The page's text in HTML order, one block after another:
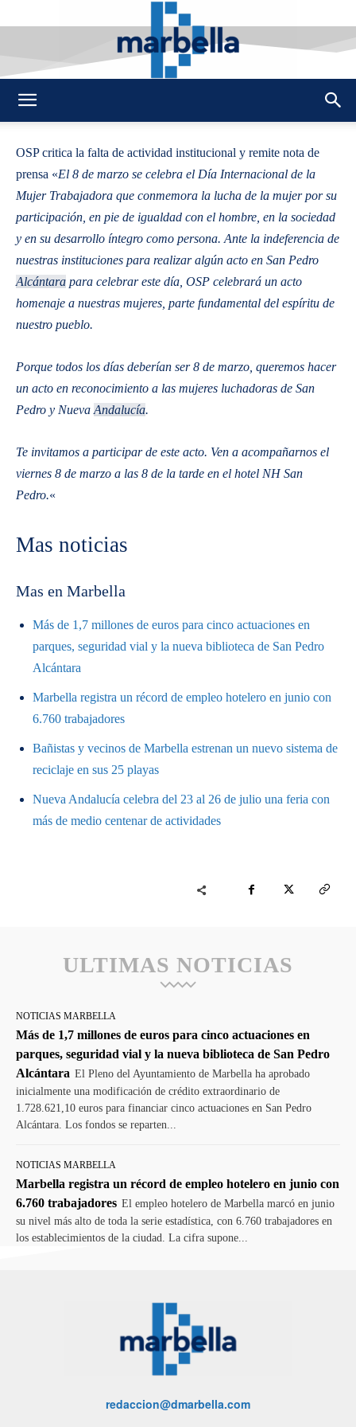
OSP critica la falta de actividad institucional y remite nota de
prensa «El 8 de marzo se celebra el Día Internacional de la
Mujer Trabajadora que conmemora la lucha de la mujer por su
participación, en pie de igualdad con el hombre, en la sociedad
y en su desarrollo íntegro como persona. Ante la indeferencia de
nuestras instituciones para realizar algún acto en San Pedro
Alcántara para celebrar este día, OSP celebrará un acto
homenaje a nuestras mujeres, parte fundamental del espíritu de
nuestro pueblo.
Porque todos los días deberían ser 8 de marzo, queremos hacer
un acto en reconocimiento a las mujeres luchadoras de San
Pedro y Nueva Andalucía.
Te invitamos a participar de este acto. Ven a acompañarnos el
viernes 8 de marzo a las 8 de la tarde en el hotel NH San
Pedro.«
Mas noticias
Mas en Marbella
Más de 1,7 millones de euros para cinco actuaciones en
parques, seguridad vial y la nueva biblioteca de San Pedro
Alcántara
Marbella registra un récord de empleo hotelero en junio con
6.760 trabajadores
Bañistas y vecinos de Marbella estrenan un nuevo sistema de
reciclaje en sus 25 playas
Nueva Andalucía celebra del 23 al 26 de julio una feria con
más de medio centenar de actividades
ULTIMAS NOTICIAS
NOTICIAS MARBELLA
Más de 1,7 millones de euros para cinco actuaciones en
parques, seguridad vial y la nueva biblioteca de San Pedro
Alcántara El Pleno del Ayuntamiento de Marbella ha aprobado
inicialmente una modificación de crédito extraordinario de
1.728.621,10 euros para financiar cinco actuaciones en San Pedro
Alcántara. Los fondos se reparten...
NOTICIAS MARBELLA
Marbella registra un récord de empleo hotelero en junio con
6.760 trabajadores El empleo hotelero de Marbella marcó en junio
su nivel más alto de toda la serie estadística, con 6.760 trabajadores en
los establecimientos de la ciudad. La cifra supone...
redaccion@dmarbella.com